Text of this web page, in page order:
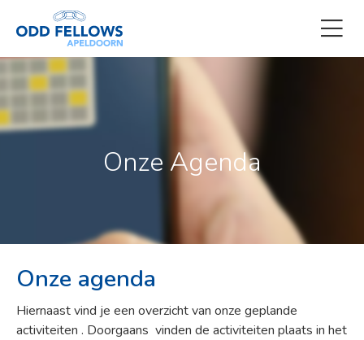
Onze Agenda
Onze agenda
Hiernaast vind je een overzicht van onze geplande
activiteiten . Doorgaans vinden de activiteiten plaats in het